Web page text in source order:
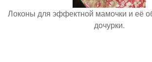
Локоны для эффектной мамочки и её
дочурки.